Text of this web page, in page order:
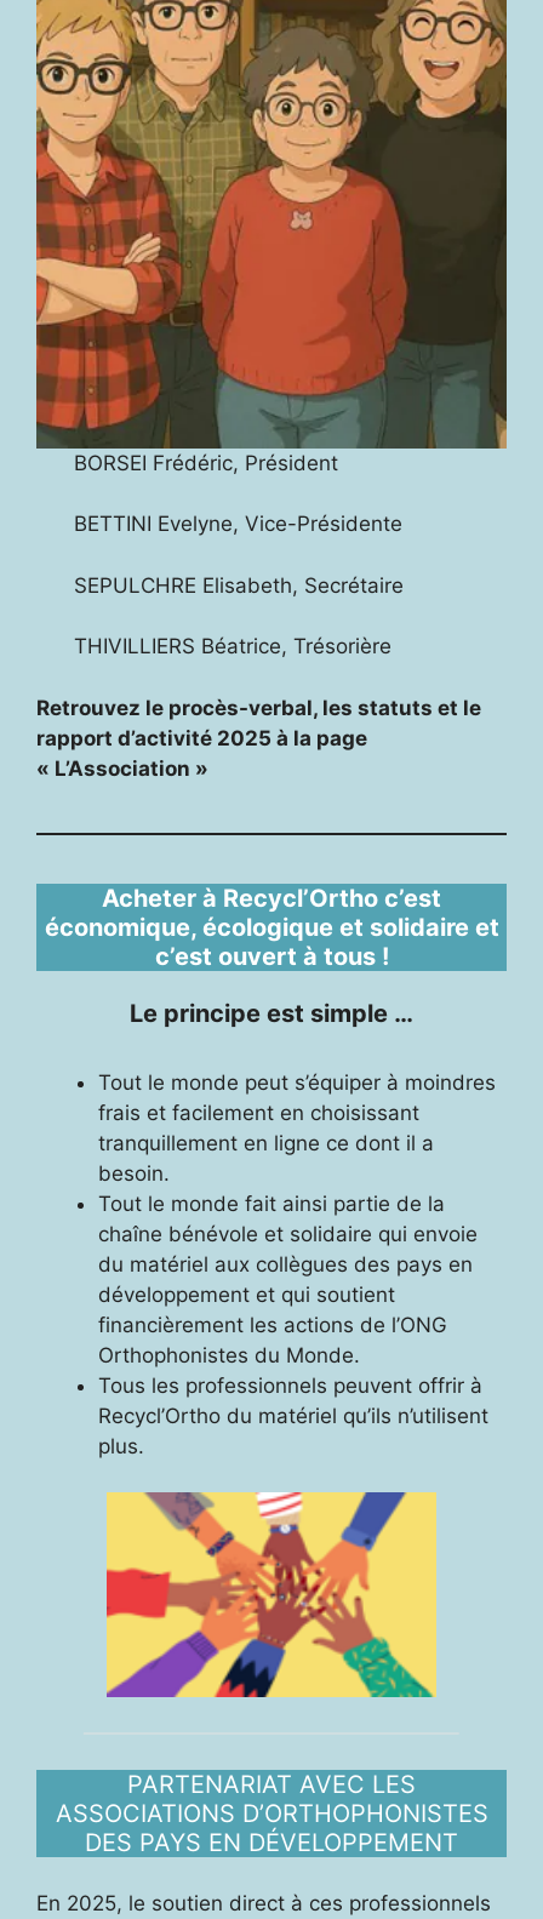
BORSEI Frédéric, Président
BETTINI Evelyne, Vice-Présidente
SEPULCHRE Elisabeth, Secrétaire
THIVILLIERS Béatrice, Trésorière
Retrouvez le procès-verbal, les statuts et le
rapport d’activité 2025 à la page
« L’Association »
Acheter à Recycl’Ortho c’est
économique, écologique et solidaire et
c’est ouvert à tous !
Le principe est simple …
Tout le monde peut s’équiper à moindres
frais et facilement en choisissant
tranquillement en ligne ce dont il a
besoin.
Tout le monde fait ainsi partie de la
chaîne bénévole et solidaire qui envoie
du matériel aux collègues des pays en
développement et qui soutient
financièrement les actions de l’ONG
Orthophonistes du Monde.
Tous les professionnels peuvent offrir à
Recycl’Ortho du matériel qu’ils n’utilisent
plus.
PARTENARIAT AVEC LES
ASSOCIATIONS D’ORTHOPHONISTES
DES PAYS EN DÉVELOPPEMENT
En 2025, le soutien direct à ces professionnels